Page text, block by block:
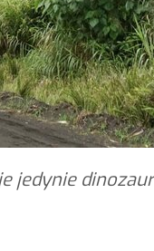
jedynie